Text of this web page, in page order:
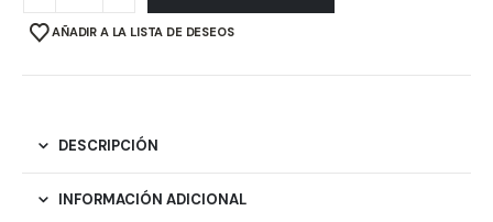
AÑADIR A LA LISTA DE DESEOS
DESCRIPCIÓN
INFORMACIÓN ADICIONAL